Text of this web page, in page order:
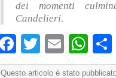
dei momenti
Candelieri.
Facebook
TwitterEmail
Questo articolo è stato